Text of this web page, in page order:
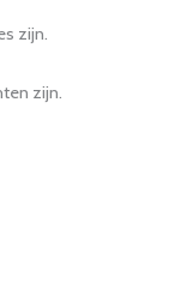
zijn.
zijn.